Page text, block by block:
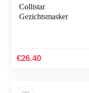
Collistar
Gezichtsmasker
€26.40